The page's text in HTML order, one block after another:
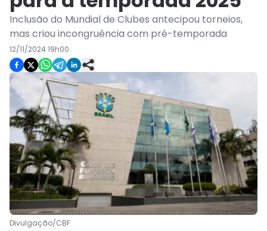
Inclusão do Mundial de Clubes antecipou torneios,
mas criou incongruência com pré-temporada
12/11/2024 19h00
Divulgação/CBF